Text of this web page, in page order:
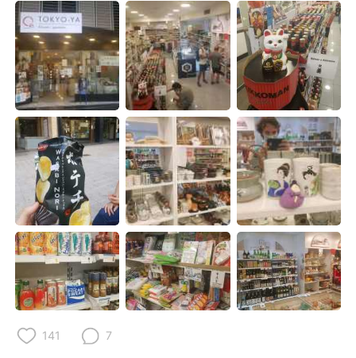
العربية Français
Deutsch 日本語
한국어 Русский
ไทย Italiano
Türkçe Tiếng Việt
Português
141 7